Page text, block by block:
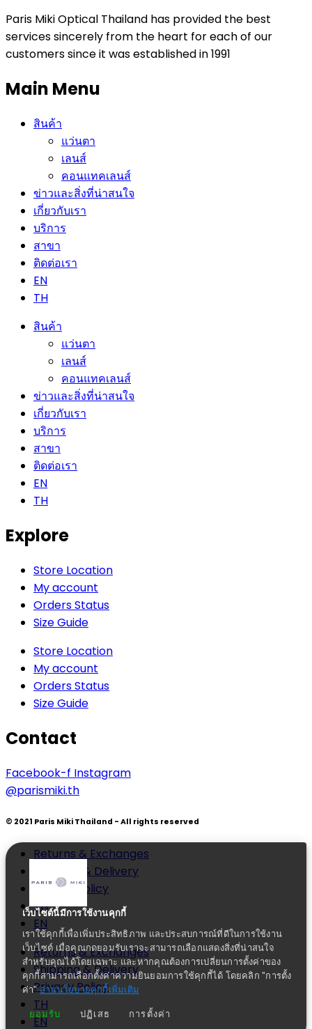
Paris Miki Optical Thailand has provided the best
services sincerely from the heart for each of our
customers since it was established in 1991
Main Menu
สินค้า
แว่นตา
เลนส์
คอนแทคเลนส์
ข่าวและสิ่งที่น่าสนใจ
เกี่ยวกับเรา
บริการ
สาขา
ติดต่อเรา
EN
TH
สินค้า
แว่นตา
เลนส์
คอนแทคเลนส์
ข่าวและสิ่งที่น่าสนใจ
เกี่ยวกับเรา
บริการ
สาขา
ติดต่อเรา
EN
TH
Explore
Store Location
My account
Orders Status
Size Guide
Store Location
My account
Orders Status
Size Guide
Contact
Facebook-f Instagram
@parismiki.th
© 2021 Paris Miki Thailand - All rights reserved
Returns & Exchanges
Shipping & Delivery
Privacy Policy
TH
EN
Returns & Exchanges
Shipping & Delivery
Privacy Policy
TH
EN
เว็บไซต์นี้มีการใช้งานคุกกี้
เราใช้คุกกี้เพื่อเพิ่มประสิทธิภาพ และประสบการณ์ที่ดีในการใช้งาน
เว็บไซต์ เมื่อคุณกดยอมรับเราจะสามารถเลือกแสดงสิ่งที่น่าสนใจ
สำหรับคุณได้โดยเฉพาะ และหากคุณต้องการเปลี่ยนการตั้งค่าของ
คุกกี้สามารถเลือกตั้งค่าความยินยอมการใช้คุกกี้ได้ โดยคลิก "การตั้ง
ค่า"อ่านนโยบายคุกกี้เพิ่มเติม
ยอมรับ ปฏิเสธ การตั้งค่า